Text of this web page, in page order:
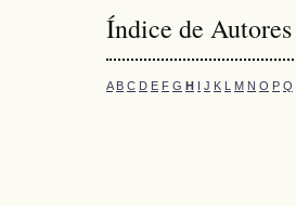
Índice de Autores
A B C D E F G H I J K L M N O P Q